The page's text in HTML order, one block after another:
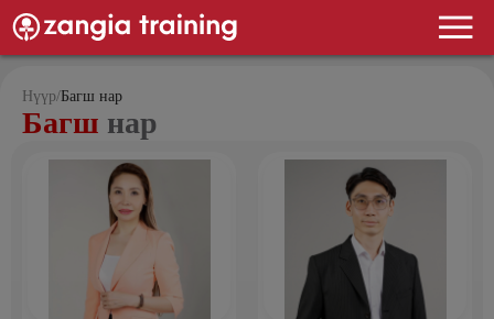
Нүүр/Багш нар
Багш нар